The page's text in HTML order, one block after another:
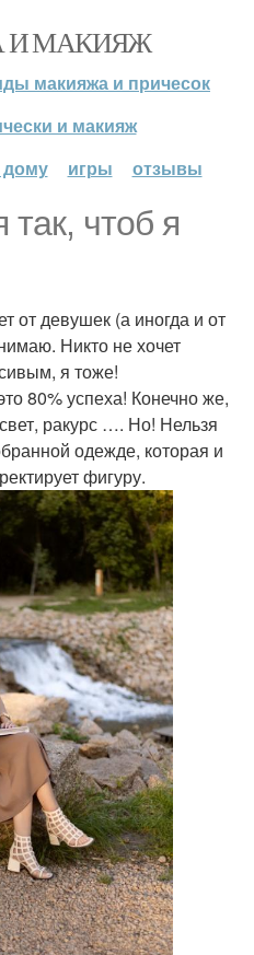
И МАКИЯЖ
макияжа и причесок
и макияж
дому
игры отзывы
чтоб я
от девушек (а иногда и от
Никто не хочет
я тоже!
80% успеха! Конечно же,
ракурс …. Но! Нельзя
одежде, которая и
фигуру.